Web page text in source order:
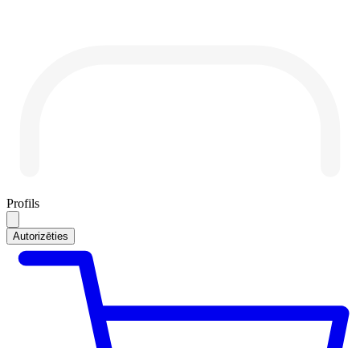
Profils
Autorizēties